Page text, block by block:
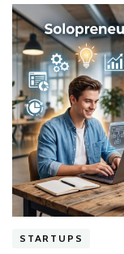
STARTUPS